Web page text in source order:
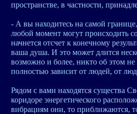
пространстве, в частности,
- А вы находитесь на самой
любой момент могут происходить
начнется отсчет к конечному
ваша душа. И это может длится
возможно и более, никто об этом не
полностью зависит от людей, от
Рядом с вами находятся существа
коридоре энергетического
вибрациям они, то приближаются,